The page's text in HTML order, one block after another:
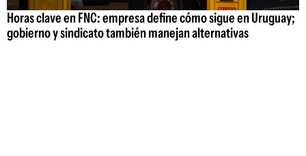
Horas clave en FNC: empresa define cómo sigue en Uruguay;
gobierno y sindicato también manejan alternativas